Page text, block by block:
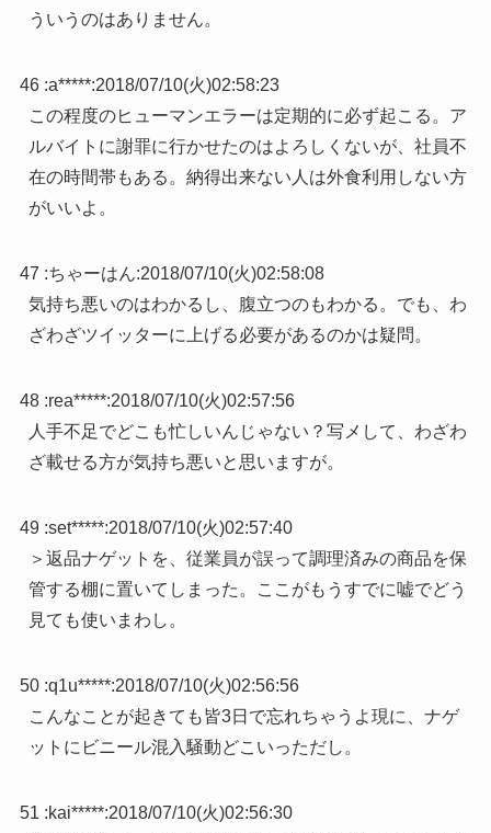
ういうのはありません。
46 :a*****:2018/07/10(火)02:58:23
この程度のヒューマンエラーは定期的に必ず起こる。ア
ルバイトに謝罪に行かせたのはよろしくないが、社員不
在の時間帯もある。納得出来ない人は外食利用しない方
がいいよ。
47 :ちゃーはん:2018/07/10(火)02:58:08
気持ち悪いのはわかるし、腹立つのもわかる。でも、わ
ざわざツイッターに上げる必要があるのかは疑問。
48 :rea*****:2018/07/10(火)02:57:56
人手不足でどこも忙しいんじゃない？写メして、わざわ
ざ載せる方が気持ち悪いと思いますが。
49 :set*****:2018/07/10(火)02:57:40
＞返品ナゲットを、従業員が誤って調理済みの商品を保
管する棚に置いてしまった。ここがもうすでに嘘でどう
見ても使いまわし。
50 :q1u*****:2018/07/10(火)02:56:56
こんなことが起きても皆3日で忘れちゃうよ現に、ナゲ
ットにビニール混入騒動どこいっただし。
51 :kai*****:2018/07/10(火)02:56:30